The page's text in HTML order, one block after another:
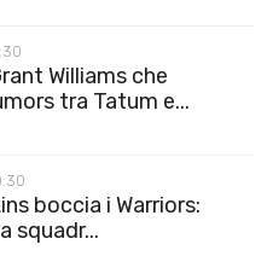
Williams che
tra Tatum e...
boccia i Warriors:
squadr...